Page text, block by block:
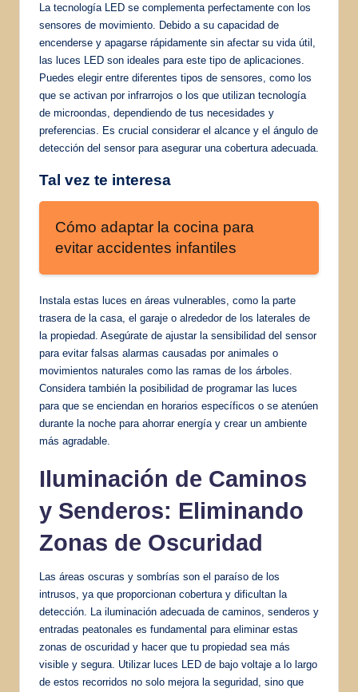
La tecnología LED se complementa perfectamente con los
sensores de movimiento. Debido a su capacidad de
encenderse y apagarse rápidamente sin afectar su vida útil,
las luces LED son ideales para este tipo de aplicaciones.
Puedes elegir entre diferentes tipos de sensores, como los
que se activan por infrarrojos o los que utilizan tecnología
de microondas, dependiendo de tus necesidades y
preferencias. Es crucial considerar el alcance y el ángulo de
detección del sensor para asegurar una cobertura adecuada.
Tal vez te interesa
Cómo adaptar la cocina para
evitar accidentes infantiles
Instala estas luces en áreas vulnerables, como la parte
trasera de la casa, el garaje o alrededor de los laterales de
la propiedad. Asegúrate de ajustar la sensibilidad del sensor
para evitar falsas alarmas causadas por animales o
movimientos naturales como las ramas de los árboles.
Considera también la posibilidad de programar las luces
para que se enciendan en horarios específicos o se atenúen
durante la noche para ahorrar energía y crear un ambiente
más agradable.
Iluminación de Caminos
y Senderos: Eliminando
Zonas de Oscuridad
Las áreas oscuras y sombrías son el paraíso de los
intrusos, ya que proporcionan cobertura y dificultan la
detección. La iluminación adecuada de caminos, senderos y
entradas peatonales es fundamental para eliminar estas
zonas de oscuridad y hacer que tu propiedad sea más
visible y segura. Utilizar luces LED de bajo voltaje a lo largo
de estos recorridos no solo mejora la seguridad, sino que